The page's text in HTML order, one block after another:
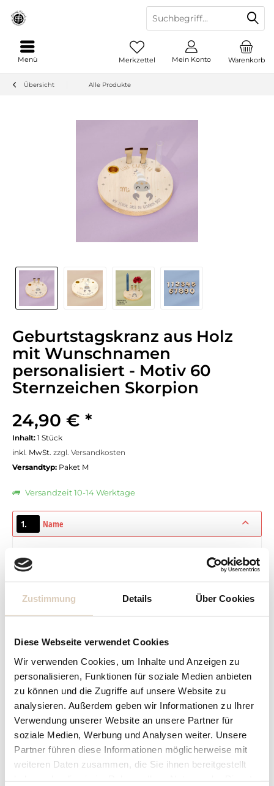
Zustimmung Details Über Cookies
Diese Webseite verwendet Cookies
Wir verwenden Cookies, um Inhalte und Anzeigen zu
personalisieren, Funktionen für soziale Medien anbieten
zu können und die Zugriffe auf unsere Website zu
analysieren. Außerdem geben wir Informationen zu Ihrer
Verwendung unserer Website an unsere Partner für
soziale Medien, Werbung und Analysen weiter. Unsere
Partner führen diese Informationen möglicherweise mit
weiteren Daten zusammen, die Sie ihnen bereitgestellt
Warenkorb
Merkzettel Mein Konto
Menü
Übersicht Alle Produkte
Geburtstagskranz aus Holz
mit Wunschnamen
personalisiert - Motiv 60
Sternzeichen Skorpion
24,90 € *
Inhalt: 1 Stück
inkl. MwSt. zzgl. Versandkosten
Versandtyp: Paket M
Versandzeit 10-14 Werktage
1. Name
Eingabe fehlt
Ihr Preis: 24,90 € *
inkl. MwSt. zzgl. Versandkosten
In den Warenkorb